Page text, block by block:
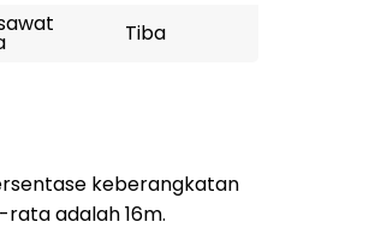
Tiba
keberangkatan
adalah 16m.